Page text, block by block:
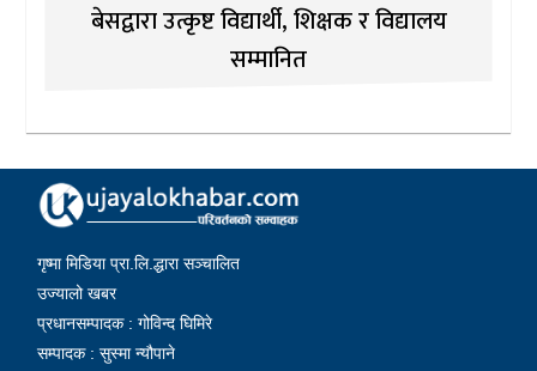
बेसद्वारा उत्कृष्ट विद्यार्थी, शिक्षक र विद्यालय
सम्मानित
गृष्मा मिडिया प्रा.लि.द्धारा सञ्चालित
उज्यालो खबर
प्रधानसम्पादक : गोविन्द घिमिरे
सम्पादक : सुस्मा न्यौपाने